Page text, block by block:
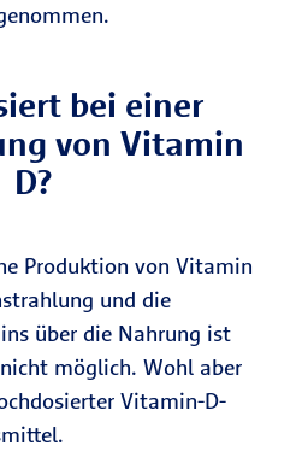
bei einer
von Vitamin
D?
Produktion von Vitamin
und die
über die Nahrung ist
möglich. Wohl aber
Vitamin-D-